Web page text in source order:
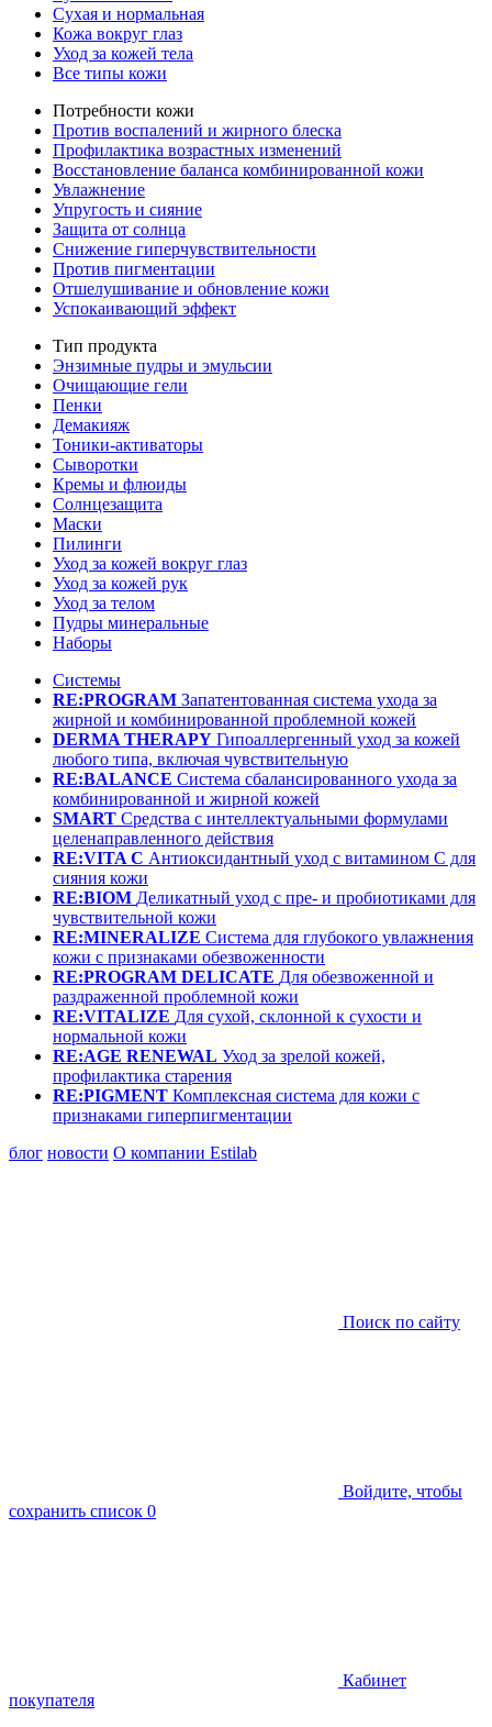
Сухая и нормальная
Кожа вокруг глаз
Уход за кожей тела
Все типы кожи
Потребности кожи
Против воспалений и жирного блеска
Профилактика возрастных изменений
Восстановление баланса комбинированной кожи
Увлажнение
Упругость и сияние
Защита от солнца
Снижение гиперчувствительности
Против пигментации
Отшелушивание и обновление кожи
Успокаивающий эффект
Тип продукта
Энзимные пудры и эмульсии
Очищающие гели
Пенки
Демакияж
Тоники-активаторы
Сыворотки
Кремы и флюиды
Солнцезащита
Маски
Пилинги
Уход за кожей вокруг глаз
Уход за кожей рук
Уход за телом
Пудры минеральные
Наборы
Системы
RE:PROGRAM Запатентованная система ухода за
жирной и комбинированной проблемной кожей
DERMA THERAPY Гипоаллергенный уход за кожей
любого типа, включая чувствительную
RE:BALANCE Система сбалансированного ухода за
комбинированной и жирной кожей
SMART Средства с интеллектуальными формулами
целенаправленного действия
RE:VITA C Антиоксидантный уход с витамином С для
сияния кожи
RE:BIOM Деликатный уход с пре- и пробиотиками для
чувствительной кожи
RE:MINERALIZE Система для глубокого увлажнения
кожи с признаками обезвоженности
RE:PROGRAM DELICATE Для обезвоженной и
раздраженной проблемной кожи
RE:VITALIZE Для сухой, склонной к сухости и
нормальной кожи
RE:AGE RENEWAL Уход за зрелой кожей,
профилактика старения
RE:PIGMENT Комплексная система для кожи с
признаками гиперпигментации
блог новости О компании Estilab
Поиск по сайту
Войдите, чтобы
сохранить список 0
Кабинет
покупателя